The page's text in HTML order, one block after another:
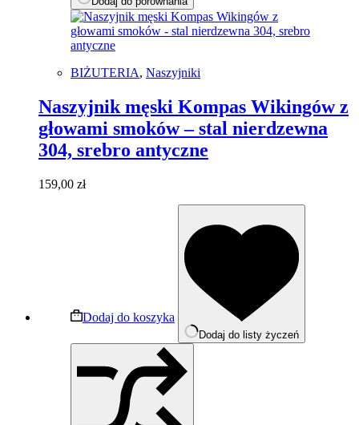
BIŻUTERIA, Naszyjniki
Naszyjnik męski Kompas Wikingów z
głowami smoków – stal nierdzewna
304, srebro antyczne
159,00 zł
Dodaj do koszyka
Dodaj do listy życzeń